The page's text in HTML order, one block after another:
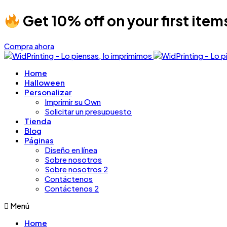
Get 10% off on your first
Compra ahora
Home
Halloween
Personalizar
Imprimir su Own
Solicitar un presupuesto
Tienda
Blog
Páginas
Diseño en línea
Sobre nosotros
Sobre nosotros 2
Contáctenos
Contáctenos 2
Menú
Home